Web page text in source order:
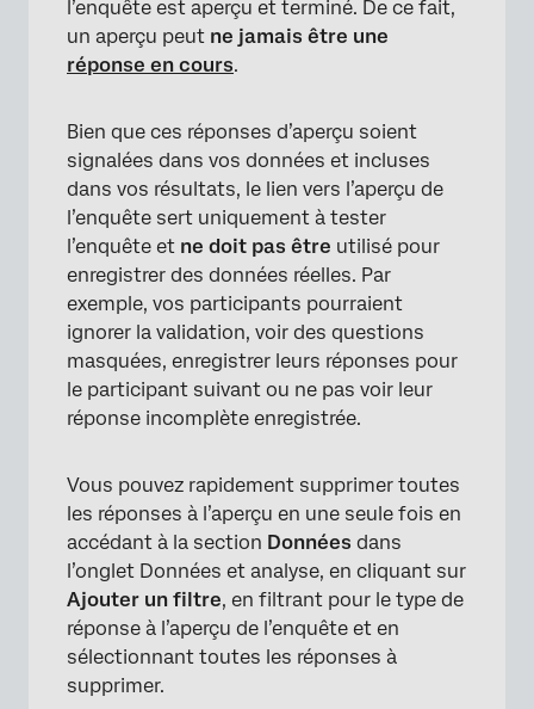
l’enquête est aperçu et terminé. De ce fait,
un aperçu peut ne jamais être une
réponse en cours.
Bien que ces réponses d’aperçu soient
signalées dans vos données et incluses
dans vos résultats, le lien vers l’aperçu de
l’enquête sert uniquement à tester
l’enquête et ne doit pas être utilisé pour
enregistrer des données réelles. Par
exemple, vos participants pourraient
ignorer la validation, voir des questions
masquées, enregistrer leurs réponses pour
le participant suivant ou ne pas voir leur
réponse incomplète enregistrée.
Vous pouvez rapidement supprimer toutes
les réponses à l’aperçu en une seule fois en
accédant à la section Données dans
l’onglet Données et analyse, en cliquant sur
Ajouter un filtre, en filtrant pour le type de
réponse à l’aperçu de l’enquête et en
sélectionnant toutes les réponses à
supprimer.